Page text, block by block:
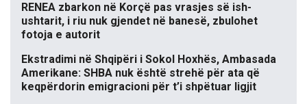
RENEA zbarkon në Korçë pas vrasjes së ish-
ushtarit, i riu nuk gjendet në banesë, zbulohet
fotoja e autorit
Ekstradimi në Shqipëri i Sokol Hoxhës, Ambasada
Amerikane: SHBA nuk është strehë për ata që
keqpërdorin emigracioni për t’i shpëtuar ligjit